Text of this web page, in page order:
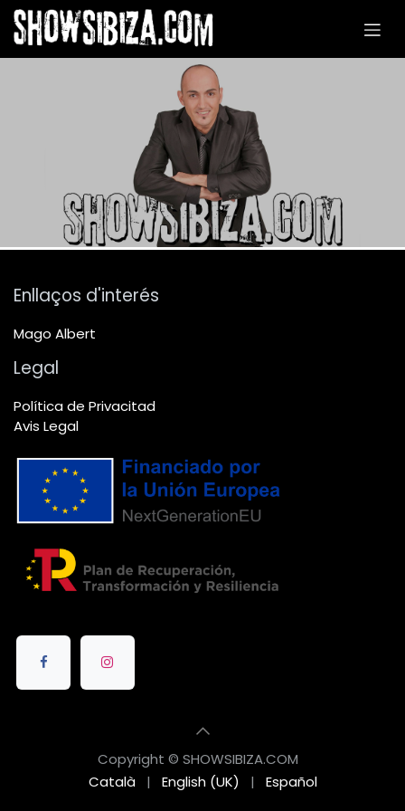
Skip to Content
Enllaços d'interés
Mago Albert
Legal
Política de Privacitad
Avis Legal
Copyright © SHOWSIBIZA.COM
Català
| English (UK) | Español